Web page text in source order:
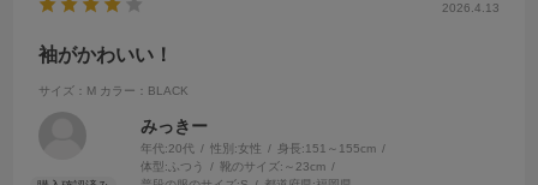
2026.4.13
袖がかわいい！
サイズ：M カラー：BLACK
みっきー
年代:20代 性別:女性 身長:151～155cm
体型: ふつう 靴のサイズ: ～23cm